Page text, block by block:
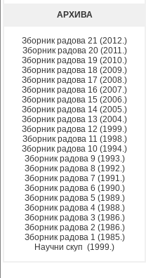
АРХИВА
Зборник радова 21 (2012.)
Зборник радова 20 (2011.)
Зборник радова 19 (2010.)
Зборник радова 18 (2009.)
Зборник радова 17 (2008.)
Зборник радова 16 (2007.)
Зборник радова 15 (2006.)
Зборник радова 14 (2005.)
Зборник радова 13 (2004.)
Зборник радова 12 (1999.)
Зборник радова 11 (1998.)
Зборник радова 10 (1994.)
Зборник радова 9 (1993.)
Зборник радова 8 (1992.)
Зборник радова 7 (1991.)
Зборник радова 6 (1990.)
Зборник радова 5 (1989.)
Зборник радова 4 (1988.)
Зборник радова 3 (1986.)
Зборник радова 2 (1986.)
Зборник радова 1 (1985.)
Научни скуп (1999.)